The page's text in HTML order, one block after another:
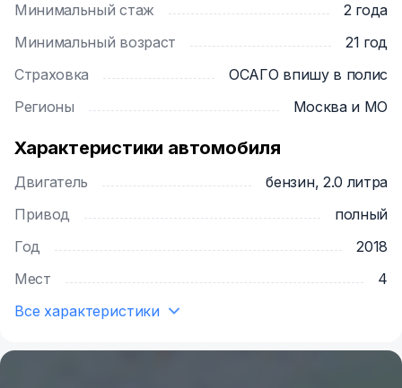
скорость и отличную управляемость.
любых условиях.
атмосферу комфорта и стиля.
- Дополнительно: Жесткая крыша и качественная
музыка Harmon — наслаждайтесь каждой минутой
упустите шанс прокатиться на настоящем символе
Минимальный стаж
2 года
Минимальный возраст
21 год
Страховка
ОСАГО впишу в полис
Регионы
Москва и МО
Характеристики автомобиля
Двигатель
бензин, 2.0 литра
Привод
полный
Год
2018
Мест
4
Все характеристики